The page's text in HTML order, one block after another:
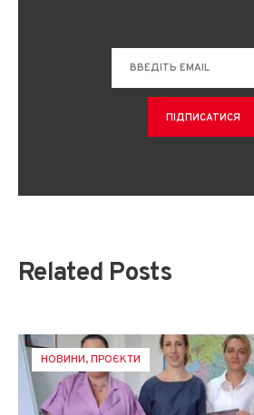
Related Posts
НОВИНИ,ПРОЄКТИ